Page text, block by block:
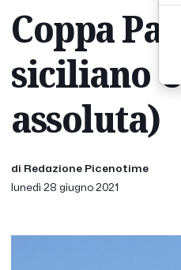
Coppa
siciliano
assoluta)
di Redazione Picenotime
lunedì 28 giugno 2021